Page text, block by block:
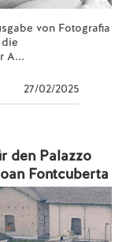
von Fotografia
A...
27/02/2025
den Palazzo
Fontcuberta